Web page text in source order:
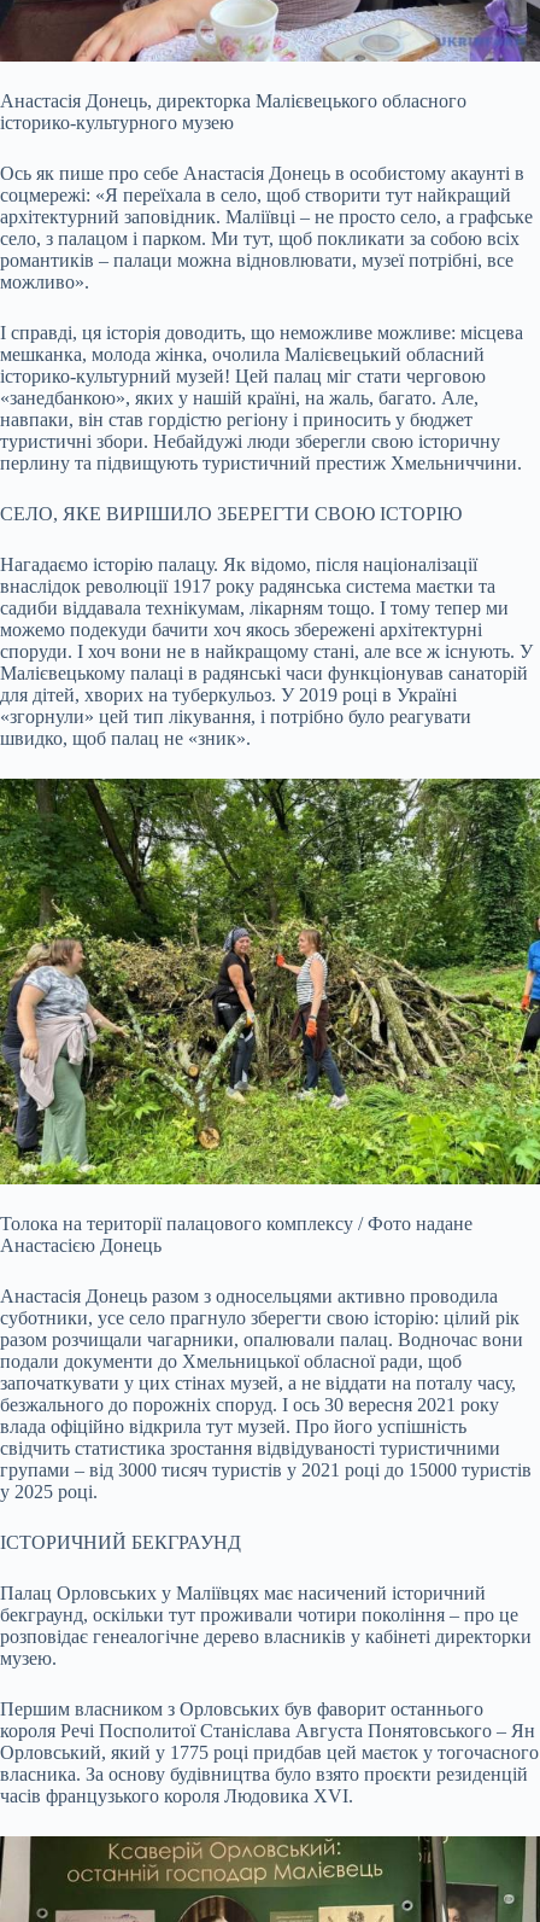
Анастасія Донець, директорка Малієвецького обласного
історико-культурного музею
Ось як пише про себе Анастасія Донець в особистому акаунті в
соцмережі: «Я переїхала в село, щоб створити тут найкращий
архітектурний заповідник. Маліївці – не просто село, а графське
село, з палацом і парком. Ми тут, щоб покликати за собою всіх
романтиків – палаци можна відновлювати, музеї потрібні, все
можливо».
І справді, ця історія доводить, що неможливе можливе: місцева
мешканка, молода жінка, очолила Малієвецький обласний
історико-культурний музей! Цей палац міг стати черговою
«занедбанкою», яких у нашій країні, на жаль, багато. Але,
навпаки, він став гордістю регіону і приносить у бюджет
туристичні збори. Небайдужі люди зберегли свою історичну
перлину та підвищують туристичний престиж Хмельниччини.
СЕЛО, ЯКЕ ВИРІШИЛО ЗБЕРЕГТИ СВОЮ ІСТОРІЮ
Нагадаємо історію палацу. Як відомо, після націоналізації
внаслідок революції 1917 року радянська система маєтки та
садиби віддавала технікумам, лікарням тощо. І тому тепер ми
можемо подекуди бачити хоч якось збережені архітектурні
споруди. І хоч вони не в найкращому стані, але все ж існують. У
Малієвецькому палаці в радянські часи функціонував санаторій
для дітей, хворих на туберкульоз. У 2019 році в Україні
«згорнули» цей тип лікування, і потрібно було реагувати
швидко, щоб палац не «зник».
Толока на території палацового комплексу / Фото надане
Анастасією Донець
Анастасія Донець разом з односельцями активно проводила
суботники, усе село прагнуло зберегти свою історію: цілий рік
разом розчищали чагарники, опалювали палац. Водночас вони
подали документи до Хмельницької обласної ради, щоб
започаткувати у цих стінах музей, а не віддати на поталу часу,
безжального до порожніх споруд. І ось 30 вересня 2021 року
влада офіційно відкрила тут музей. Про його успішність
свідчить статистика зростання відвідуваності туристичними
групами – від 3000 тисяч туристів у 2021 році до 15000 туристів
у 2025 році.
ІСТОРИЧНИЙ БЕКГРАУНД
Палац Орловських у Маліївцях має насичений історичний
бекграунд, оскільки тут проживали чотири покоління – про це
розповідає генеалогічне дерево власників у кабінеті директорки
музею.
Першим власником з Орловських був фаворит останнього
короля Речі Посполитої Станіслава Августа Понятовського – Ян
Орловський, який у 1775 році придбав цей маєток у тогочасного
власника. За основу будівництва було взято проєкти резиденцій
часів французького короля Людовика XVI.